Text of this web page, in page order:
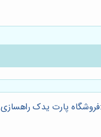
پارت یدک راهسازی